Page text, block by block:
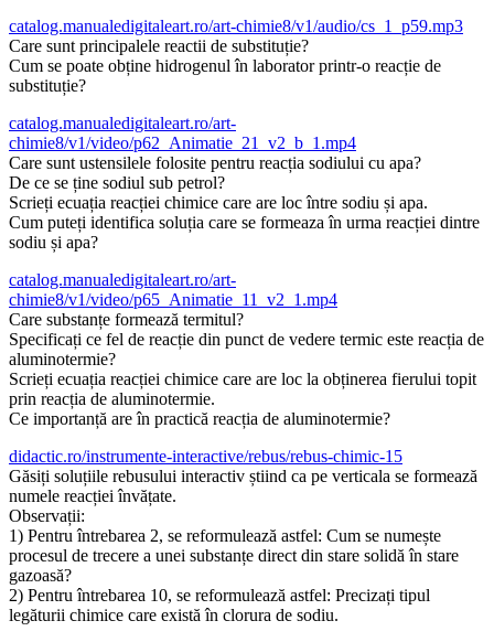
catalog.manualedigitaleart.ro/art-chimie8/v1/audio/cs_1_p59.mp3
Care sunt principalele reactii de substituție?
Cum se poate obține hidrogenul în laborator printr-o reacție de
substituție?
catalog.manualedigitaleart.ro/art-
chimie8/v1/video/p62_Animatie_21_v2_b_1.mp4
Care sunt ustensilele folosite pentru reacția sodiului cu apa?
De ce se ține sodiul sub petrol?
Scrieți ecuația reacției chimice care are loc între sodiu și apa.
Cum puteți identifica soluția care se formeaza în urma reacției dintre
sodiu și apa?
catalog.manualedigitaleart.ro/art-
chimie8/v1/video/p65_Animatie_11_v2_1.mp4
Care substanțe formează termitul?
Specificați ce fel de reacție din punct de vedere termic este reacția de
aluminotermie?
Scrieți ecuația reacției chimice care are loc la obținerea fierului topit
prin reacția de aluminotermie.
Ce importanță are în practică reacția de aluminotermie?
didactic.ro/instrumente-interactive/rebus/rebus-chimic-15
Găsiți soluțiile rebusului interactiv știind ca pe verticala se formează
numele reacției învățate.
Observații:
1) Pentru întrebarea 2, se reformulează astfel: Cum se numește
procesul de trecere a unei substanțe direct din stare solidă în stare
gazoasă?
2) Pentru întrebarea 10, se reformulează astfel: Precizați tipul
legăturii chimice care există în clorura de sodiu.